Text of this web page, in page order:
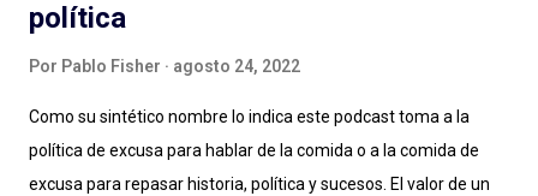
política
Por Pablo Fisher agosto 24, 2022
Como su sintético nombre lo indica este podcast toma a la
política de excusa para hablar de la comida o a la comida de
excusa para repasar historia, política y sucesos. El valor de un